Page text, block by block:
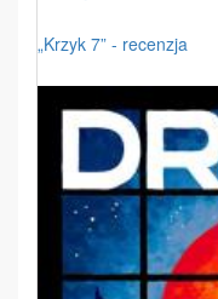
„Krzyk 7” - recenzja